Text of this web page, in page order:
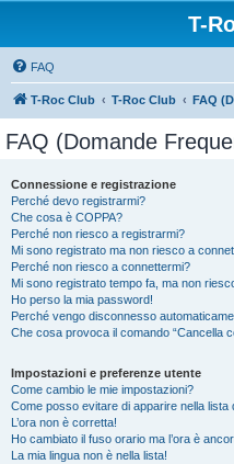
T-
FAQ
T-Roc Club T-Roc Club FAQ
FAQ (Domande
Connessione e registrazione
Perché devo registrarmi?
Che cosa è COPPA?
Perché non riesco a registrarmi?
Mi sono registrato ma non riesco a
Perché non riesco a connettermi?
Mi sono registrato tempo fa, ma non
Ho perso la mia password!
Perché vengo disconnesso
Che cosa provoca il comando “Cancella
Impostazioni e preferenze utente
Come cambio le mie impostazioni?
Come posso evitare di apparire nella lista
L’ora non è corretta!
Ho cambiato il fuso orario ma l’ora è
La mia lingua non è nella lista!